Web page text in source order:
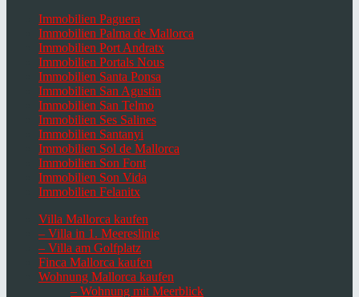
Immobilien Paguera
Immobilien Palma de Mallorca
Immobilien Port Andratx
Immobilien Portals Nous
Immobilien Santa Ponsa
Immobilien San Agustin
Immobilien San Telmo
Immobilien Ses Salines
Immobilien Santanyi
Immobilien Sol de Mallorca
Immobilien Son Font
Immobilien Son Vida
Immobilien Felanitx
Villa Mallorca kaufen
– Villa in 1. Meereslinie
– Villa am Golfplatz
Finca Mallorca kaufen
Wohnung Mallorca kaufen
– Wohnung mit Meerblick